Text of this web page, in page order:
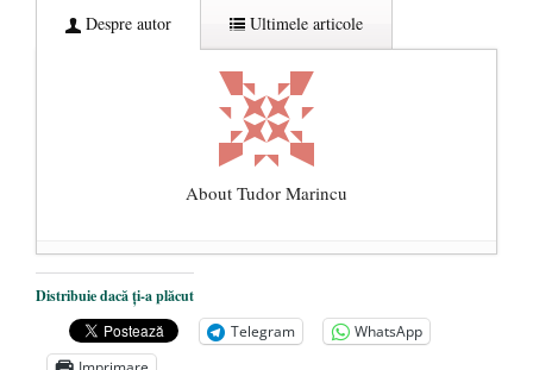
Despre autor Ultimele articole
About Tudor Marincu
De ce propaganda LGBT nu-și are locul în
unitățile de învățământ
- 17 iunie 2020
Anarhia din SUA e opera stângii radicale
Distribuie dacă ți-a plăcut
Telegram
WhatsApp